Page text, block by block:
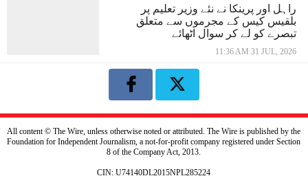
راہل اور پرینکا نے نئے وزیر تعلیم پر
بلقیس کیس کے مجرموں سے متعلق
تبصرے کو لے کر سوال اٹھائے
11:36 AM 31 JUL, 2026
All content © The Wire, unless otherwise noted or attributed. The Wire is published by the
Foundation for Independent Journalism, a not-for-profit company registered under Section
8 of the Company Act, 2013.
CIN: U74140DL2015NPL285224